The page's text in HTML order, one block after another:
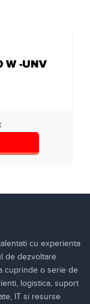
W -UNV
cu experienta
de dezvoltare
cuprinde o serie de
logistica, suport
IT si resurse